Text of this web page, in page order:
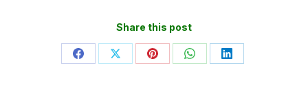
Share this post
PartagerPartagerPartagerPartagerPartager